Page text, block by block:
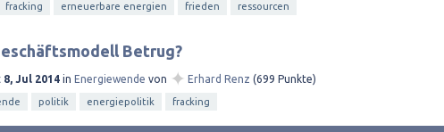
fracking erneuerbare energien frieden ressourcen
Betrug?
8, Jul 2014 in Energiewende von ✦ Erhard Renz (699 Punkte)
politik energiepolitik fracking